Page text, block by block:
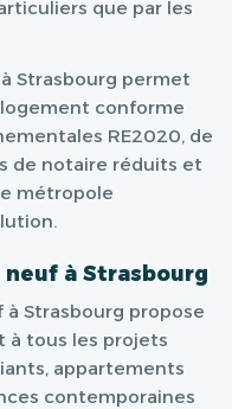
que par les
Strasbourg permet
conforme
RE2020, de
de notaire réduits et
métropole
à Strasbourg
Strasbourg propose
à tous les projets
appartements
contemporaines